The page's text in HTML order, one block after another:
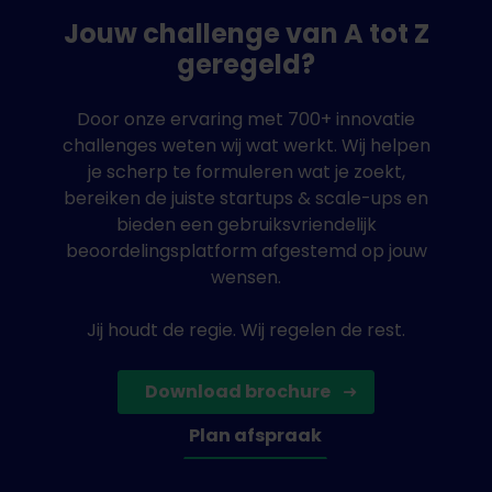
Wat is er te winnen?
Een innovatiebudget van maximaal € 25.000.
jullie zowel de oplossing als de onderneming
naar een hoger niveau kunnen tillen.
Toegang tot het netwerk van de overheid.
De kans om een whitelabel product te
ontwikkelen die bracht organisaties willen
integreren in hun eigen website.
Een kans dat bij brancheorganisaties ook nog
diensten die jullie kunnen bieden
andere sectoren die bij de Retailagenda
betrokken zijn.
Een kans dat bij brancheorganisaties ook nog
de behoefte ontstaat aan andere producten of
Jouw challenge van A tot Z
geregeld?
Door onze ervaring met 700+ innovatie
challenges weten wij wat werkt. Wij helpen
je scherp te formuleren wat je zoekt,
bereiken de juiste startups & scale-ups en
bieden een gebruiksvriendelijk
beoordelingsplatform afgestemd op jouw
wensen.
Jij houdt de regie. Wij regelen de rest.
Download brochure
Plan afspraak